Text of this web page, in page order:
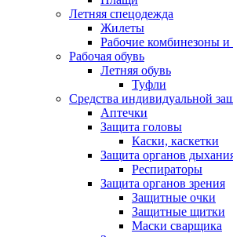
Летняя спецодежда
Жилеты
Рабочие комбинезоны
Рабочая обувь
Летняя обувь
Туфли
Средства индивидуальной
Аптечки
Защита головы
Каски, каскетки
Защита органов
Респираторы
Защита органов зрения
Защитные очки
Защитные щитки
Маски сварщика